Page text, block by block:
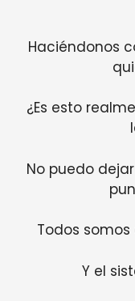
Haciéndonos
¿Es esto
No puedo
Todos
Y el